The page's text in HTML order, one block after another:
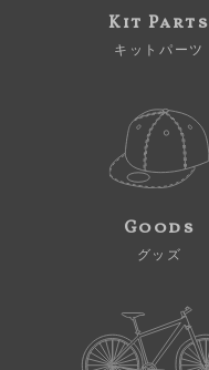
Kit Parts
キットパーツ
Goods
グッズ